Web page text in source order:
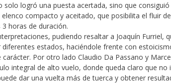
solo logró una puesta acertada, sino que
compacto y aceitado, que posibilita el fluir
3 horas de duración.
pudiendo resaltar a Joaquín
diferentes estados, haciéndole frente con
carácter. Por otro lado Claudio Da Passano y
integral de alto vuelo, donde queda claro que
dar una vuelta más de tuerca y obtener